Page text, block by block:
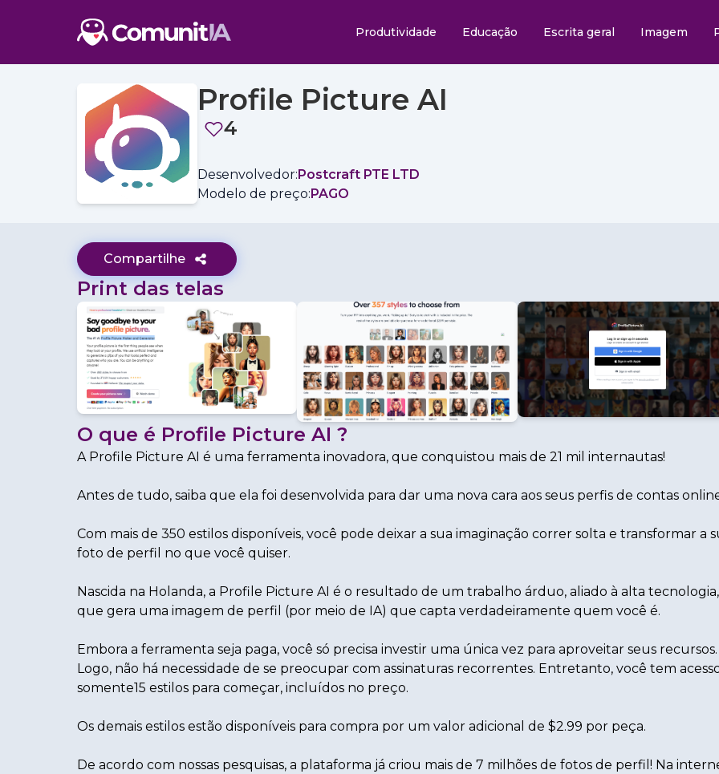
Produtividade Educação Escrita geral Imagem
Profile Picture AI
4
Desenvolvedor:Postcraft PTE LTD
Modelo de preço:PAGO
Compartilhe
Print das telas
O que é Profile Picture AI ?
A Profile Picture AI é uma ferramenta inovadora, que conquistou mais de 21 mil internautas!
Antes de tudo, saiba que ela foi desenvolvida para dar uma nova cara aos seus perfis de contas
Com mais de 350 estilos disponíveis, você pode deixar a sua imaginação correr solta e transformar a
foto de perfil no que você quiser.
Nascida na Holanda, a Profile Picture AI é o resultado de um trabalho árduo, aliado à alta tecnologia,
que gera uma imagem de perfil (por meio de IA) que capta verdadeiramente quem você é.
Embora a ferramenta seja paga, você só precisa investir uma única vez para aproveitar seus recursos.
Logo, não há necessidade de se preocupar com assinaturas recorrentes. Entretanto, você tem
somente15 estilos para começar, incluídos no preço.
Os demais estilos estão disponíveis para compra por um valor adicional de $2.99 por peça.
De acordo com nossas pesquisas, a plataforma já criou mais de 7 milhões de fotos de perfil! Na